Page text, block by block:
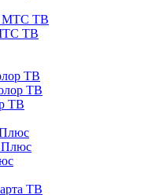
МТС ТВ
ТВ
ТВ
ТВ
ТВ
Плюс
ТВ